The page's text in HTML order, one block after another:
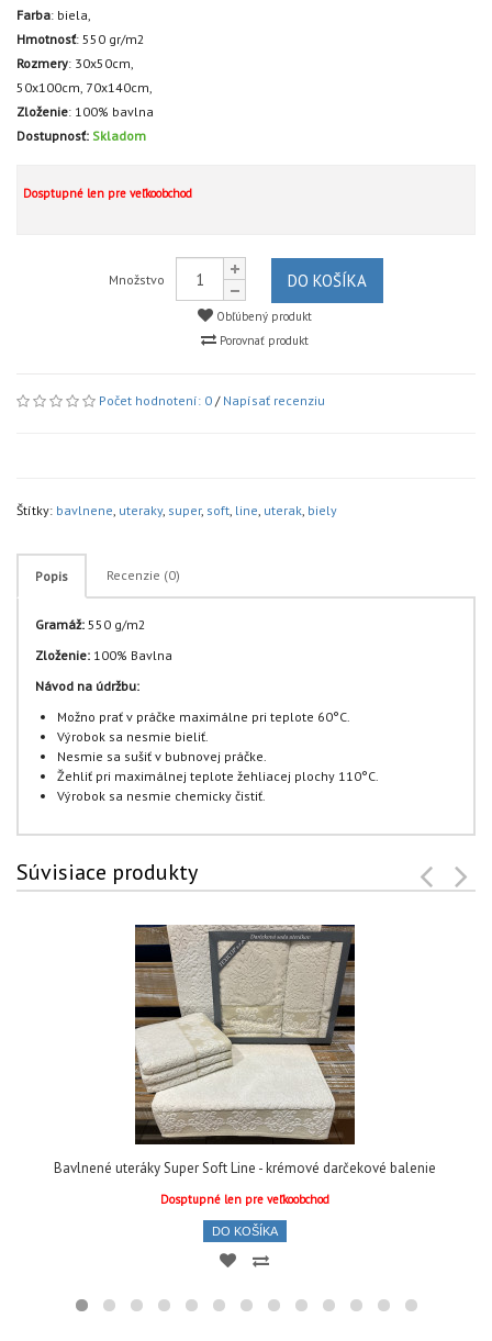
Farba: biela,
Hmotnosť: 550 gr/m2
Rozmery: 30x50cm,
50x100cm, 70x140cm,
Zloženie: 100% bavlna
Dostupnosť: Skladom
Dosptupné len pre veľkoobchod
Množstvo DO KOŠÍKA
Obľúbený produkt
Porovnať produkt
Počet hodnotení: 0 / Napísať recenziu
Štítky: bavlnene, uteraky, super, soft, line, uterak, biely
Popis Recenzie (0)
Gramáž: 550 g/m2
Zloženie: 100% Bavlna
Návod na údržbu:
Možno prať v práčke maximálne pri teplote 60°C.
Výrobok sa nesmie bieliť.
Nesmie sa sušiť v bubnovej práčke.
Žehliť pri maximálnej teplote žehliacej plochy 110°C.
Výrobok sa nesmie chemicky čistiť.
Súvisiace produkty
Bavlnené uteráky Super Soft Line - krémové darčekové balenie
Dosptupné len pre veľkoobchod
DO KOŠÍKA